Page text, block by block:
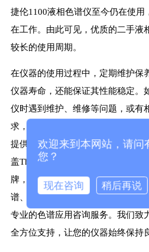
捷伦1100液相色谱仪至今仍在使用
在工作。由此可见，优质的二手液
较长的使用周期。
在仪器的使用过程中，定期维护保
仪器寿命，还能保证其性能稳定。
仪时遇到维护、维修等问题，或有
求，欢迎选择我们上海隐智科学仪
提供实验仪器、耗材、备件及售后
盖Thermofisher、Waters、Agilent
牌，包括维修、租赁、清灰保养等
谱、蛋白层析系统、毛细管电泳仪
专业的色谱应用咨询服务。我们致
全方位支持，让您的仪器始终保持
欢迎来到本网站，请问
您？
现在咨询 稍后再说